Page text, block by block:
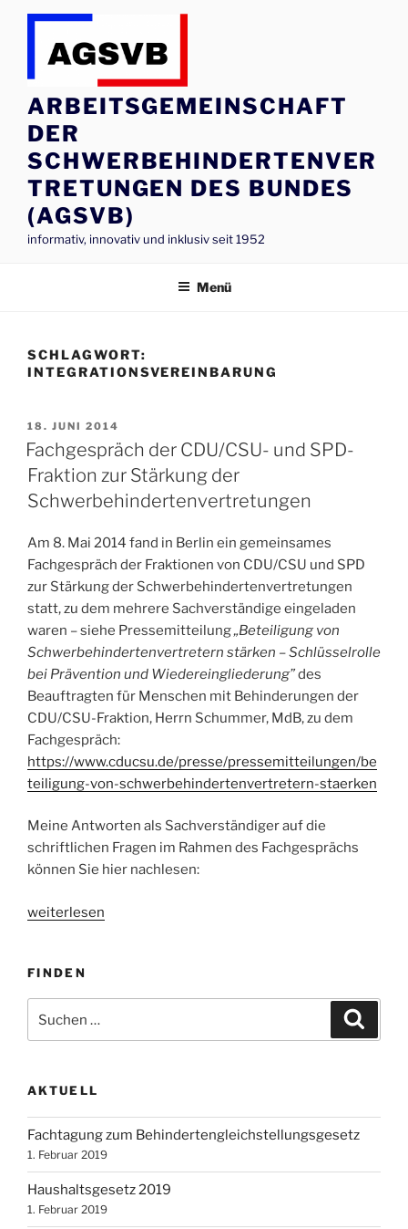
Zum
springen
ARBEITSGEMEINSCHAFT
DER
SCHWERBEHINDERTENVER
TRETUNGEN DES BUNDES
(AGSVB)
informativ, innovativ und inklusiv seit 1952
Menü
SCHLAGWORT:
INTEGRATIONSVEREINBARUNG
VERÖFFENTLICHT
AM
18. JUNI 2014
Fachgespräch der CDU/CSU- und SPD-
Fraktion zur Stärkung der
Schwerbehindertenvertretungen
Am 8. Mai 2014 fand in Berlin ein gemeinsames
Fachgespräch der Fraktionen von CDU/CSU und SPD
zur Stärkung der Schwerbehindertenvertretungen
statt, zu dem mehrere Sachverständige eingeladen
waren – siehe Pressemitteilung„Beteiligung von
Schwerbehindertenvertretern stärken – Schlüsselrolle
bei Prävention und Wiedereingliederung”des
Beauftragten für Menschen mit Behinderungen der
CDU/CSU-Fraktion, Herrn Schummer, MdB, zu dem
Fachgespräch:
https://www.cducsu.de/presse/pressemitteilungen/be
teiligung-von-schwerbehindertenvertretern-staerken
Meine Antworten als Sachverständiger auf die
schriftlichen Fragen im Rahmen des Fachgesprächs
können Sie hier nachlesen:
„Fachgespräch
und
SPD-
Fraktion
zur
der
weiterlesen
FINDEN
nach:
AKTUELL
Fachtagung zum Behindertengleichstellungsgesetz
1. Februar 2019
Haushaltsgesetz 2019
1. Februar 2019